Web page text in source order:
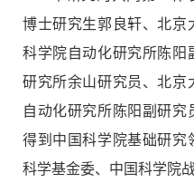
博士研究生郭良轩、北京
科学院自动化研究所陈阳
研究所余山研究员、北京
自动化研究所陈阳副研
得到中国科学院基础研究
科学基金委、中国科学院